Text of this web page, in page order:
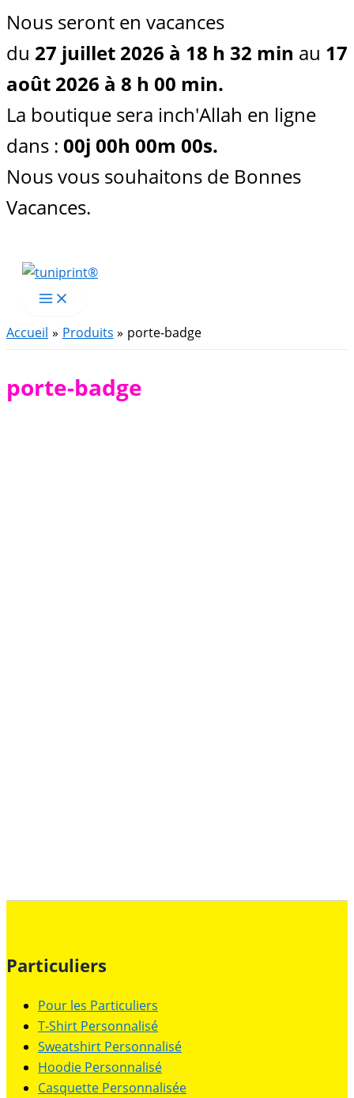
Nous seront en vacances
du 27 juillet 2026 à 18 h 32 min au 17
août 2026 à 8 h 00 min.
La boutique sera inch'Allah en ligne
dans : 00j 00h 00m 00s.
Nous vous souhaitons de Bonnes
Vacances.
Aller
Accueil
Produits porte-badge
porte-badge
Particuliers
Pour les Particuliers
T-Shirt Personnalisé
Sweatshirt Personnalisé
Hoodie Personnalisé
Casquette Personnalisée